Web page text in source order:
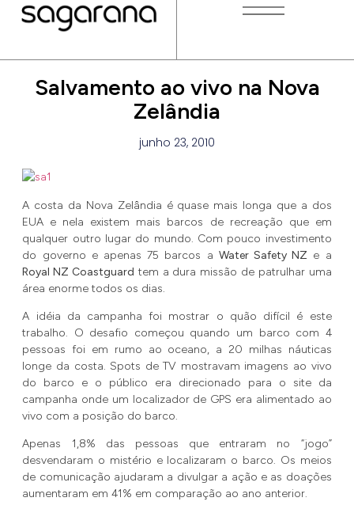
Salvamento ao vivo na Nova
Zelândia
junho 23, 2010
A costa da Nova Zelândia é quase mais longa que a dos
EUA e nela existem mais barcos de recreação que em
qualquer outro lugar do mundo. Com pouco investimento
do governo e apenas 75 barcos a Water Safety NZ e a
Royal NZ Coastguard tem a dura missão de patrulhar uma
área enorme todos os dias.
A idéia da campanha foi mostrar o quão difícil é este
trabalho. O desafio começou quando um barco com 4
pessoas foi em rumo ao oceano, a 20 milhas náuticas
longe da costa. Spots de TV mostravam imagens ao vivo
do barco e o público era direcionado para o site da
campanha onde um localizador de GPS era alimentado ao
vivo com a posição do barco.
Apenas 1,8% das pessoas que entraram no “jogo”
desvendaram o mistério e localizaram o barco. Os meios
de comunicação ajudaram a divulgar a ação e as doações
aumentaram em 41% em comparação ao ano anterior.